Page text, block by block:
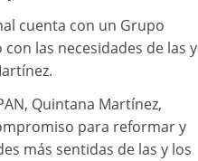
cuenta con un Grupo
las necesidades de las y
Quintana Martínez,
para reformar y
más sentidas de las y los